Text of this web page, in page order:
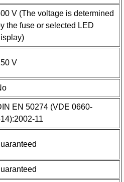
V (The voltage is determined
the fuse or selected LED
V
EN 50274 (VDE 0660-
11